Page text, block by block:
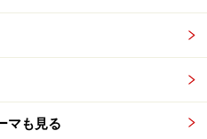
エスパーニャ公園）から南へ
ピングセンター内 Lafontaine
マも見る